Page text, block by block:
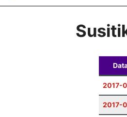
2017-
2017-